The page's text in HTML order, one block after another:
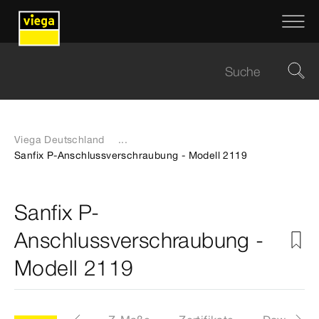
Viega Deutschland
...
Sanfix P-Anschlussverschraubung - Modell 2119
Sanfix P-
Anschlussverschraubung -
Modell 2119